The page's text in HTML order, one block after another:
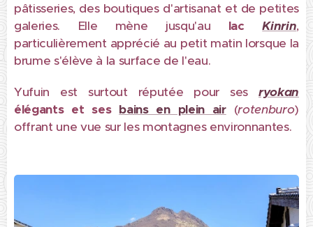
pâtisseries, des boutiques d'artisanat et de petites
galeries. Elle mène jusqu'au lacKinrin,
particulièrement apprécié au petit matin lorsque la
brume s'élève à la surface de l'eau.
Yufuin est surtout réputée pour ses ryokan
élégants et ses bains en plein air(rotenburo)
offrant une vue sur les montagnes environnantes.